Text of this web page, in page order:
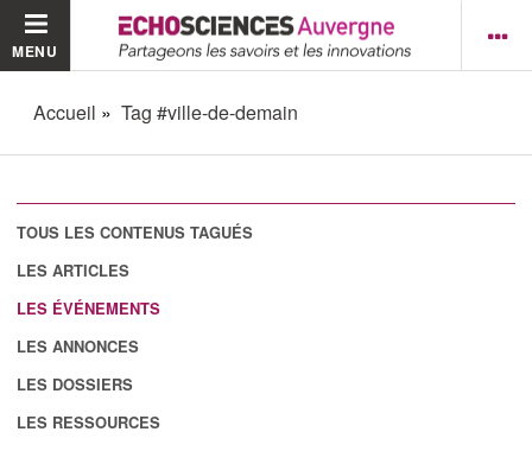
MENU
Accueil Tag #ville-de-demain
TOUS LES CONTENUS TAGUÉS
LES ARTICLES
LES ÉVÉNEMENTS
LES ANNONCES
LES DOSSIERS
LES RESSOURCES